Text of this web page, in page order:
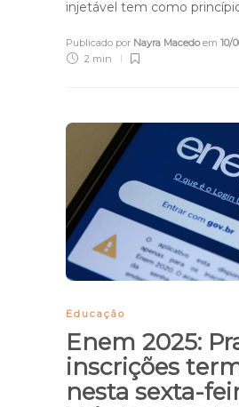
injetável tem como
Publicado por Nayra Macedoem 10/
2 min
Educação
Enem 2025:
inscrições
nesta sexta-